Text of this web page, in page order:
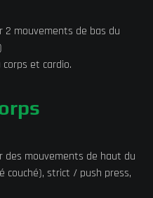
2 mouvements de bas du
corps et cardio.
des mouvements de haut du
couché), strict / push press,